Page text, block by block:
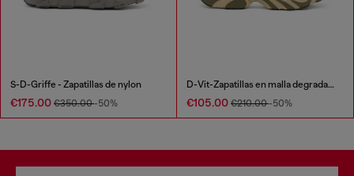
S-D-Griffe - Zapatillas de nylon
€175.00 €350.00-50%
D-Vit-Zapatillas en malla degradada de rayas
€105.00 €210.00-50%